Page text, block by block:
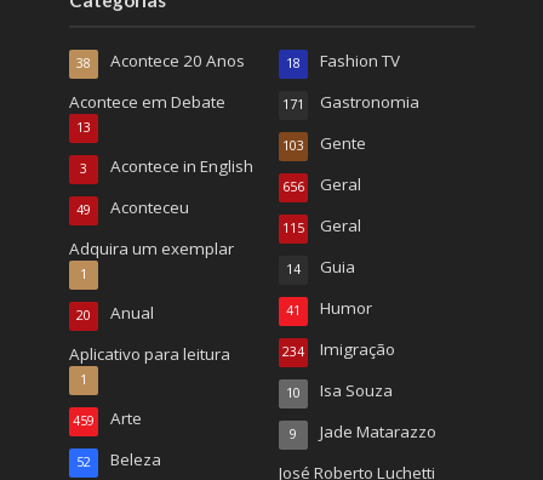
Acontece 20 Anos
38
Acontece em Debate
13
Acontece in English
3
Aconteceu
49
Adquira um exemplar
1
Anual
20
Aplicativo para leitura
1
Arte
459
Beleza
52
Fashion TV
18
Gastronomia
171
Gente
103
Geral
656
Geral
115
Guia
14
Humor
41
Imigração
234
Isa Souza
10
Jade Matarazzo
9
José Roberto Luchetti